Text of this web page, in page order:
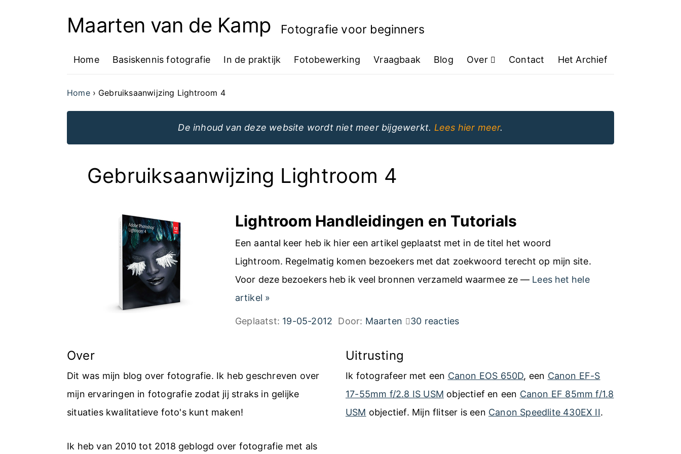
Ga
de
van
de
Maarten van de Kamp Fotografie voor beginners
Home Basiskennis fotografie In de praktijk Fotobewerking Vraagbaak Blog Over Contact Het Archief
Home Gebruiksaanwijzing Lightroom 4
De inhoud van deze website wordt niet meer bijgewerkt. Lees hier meer.
Gebruiksaanwijzing Lightroom 4
Lightroom Handleidingen en Tutorials
Een aantal keer heb ik hier een artikel geplaatst met in de titel het woord
Lightroom. Regelmatig komen bezoekers met dat zoekwoord terecht op mijn site.
Voor deze bezoekers heb ik veel bronnen verzameld waarmee ze — Lees het hele
artikel L
i
t
m
»
Geplaatst: 19-05-2012 Door: Maarten 30 reacties
Over
Dit was mijn blog over fotografie. Ik heb geschreven over
mijn ervaringen in fotografie zodat jij straks in gelijke
situaties kwalitatieve foto's kunt maken!
Ik heb van 2010 tot 2018 geblogd over fotografie met als
Uitrusting
Ik fotografeer met een Canon EOS 650D, een Canon EF-S
17-55mm f/2.8 IS USM objectief en een Canon EF 85mm f/1.8
USM objectief. Mijn flitser is een Canon Speedlite 430EX II.